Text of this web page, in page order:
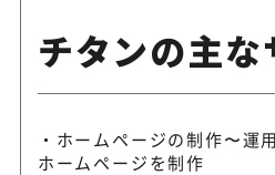
チタンの主な
ホームページの制作〜運
ホームページを制作